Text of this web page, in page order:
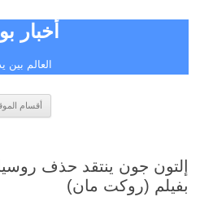
أخبار
العالم بين
أقسام
إلتون جون ينتقد حذف
بفيلم (روكت مان)